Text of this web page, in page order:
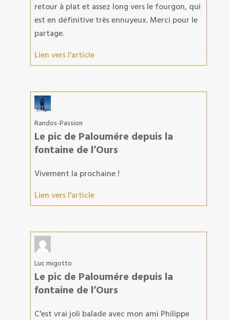
retour à plat et assez long vers le fourgon, qui
est en définitive très ennuyeux. Merci pour le
partage.
Lien vers l'article
Randos-Passion
Le pic de Paloumére depuis la
fontaine de l’Ours
Vivement la prochaine !
Lien vers l'article
Luc migotto
Le pic de Paloumére depuis la
fontaine de l’Ours
C'est vrai joli balade avec mon ami Philippe